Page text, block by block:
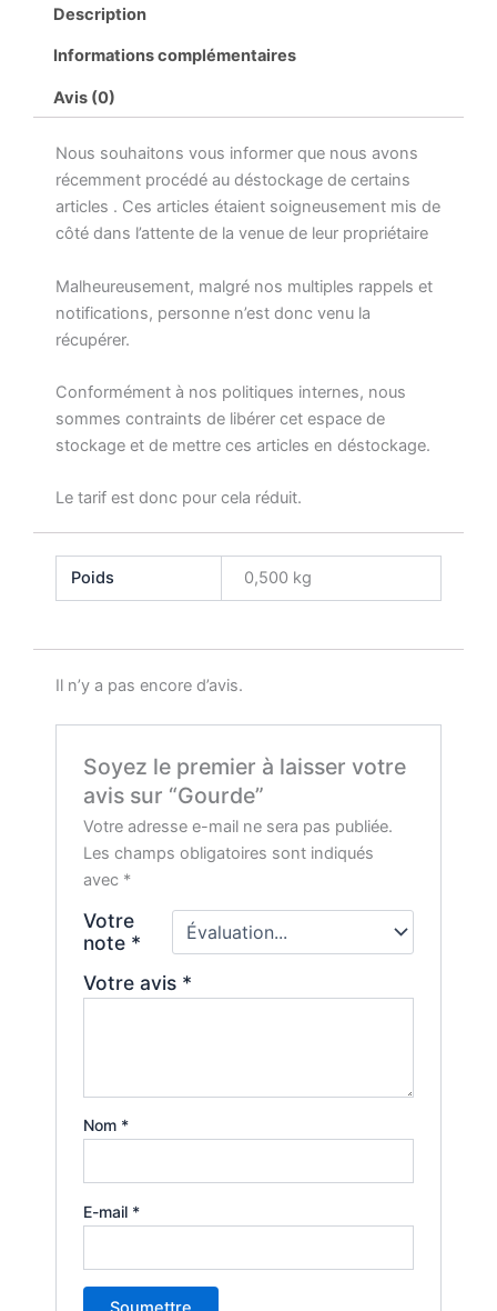
Description
Informations complémentaires
Avis (0)
Nous souhaitons vous informer que nous avons
récemment procédé au déstockage de certains
articles . Ces articles étaient soigneusement mis de
côté dans l’attente de la venue de leur propriétaire
Malheureusement, malgré nos multiples rappels et
notifications, personne n’est donc venu la
récupérer.
Conformément à nos politiques internes, nous
sommes contraints de libérer cet espace de
stockage et de mettre ces articles en déstockage.
Le tarif est donc pour cela réduit.
Poids 0,500 kg
Il n’y a pas encore d’avis.
Soyez le premier à laisser votre
avis sur “Gourde”
Votre adresse e-mail ne sera pas publiée.
Les champs obligatoires sont indiqués
avec *
Votre
note *
Votre avis *
Nom *
E-mail *